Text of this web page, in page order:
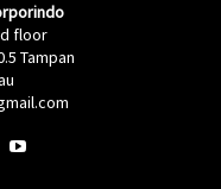
floor
Tampan